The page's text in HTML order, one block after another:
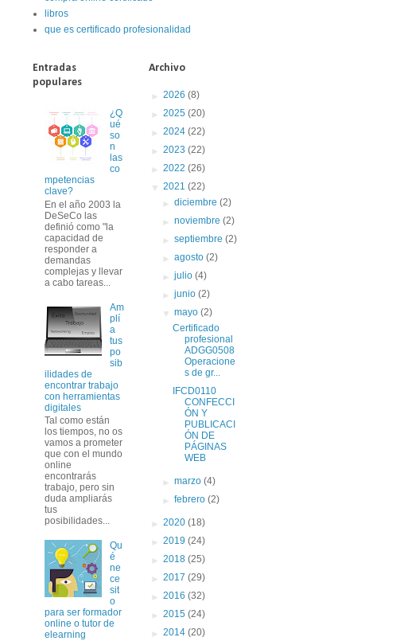
libros
que es certificado profesionalidad
Entradas
populares
¿Q
ué
so
n
las
co
mpetencias
clave?
En el año 2003 la
DeSeCo las
definió como "la
capacidad de
responder a
demandas
complejas y llevar
a cabo tareas...
Am
plí
a
tus
po
sib
ilidades de
encontrar trabajo
con herramientas
digitales
Tal como están
los tiempos, no os
vamos a prometer
que con el mundo
online
encontrarás
trabajo, pero sin
duda ampliarás
tus
posibilidades...
Qu
é
ne
ce
sit
o
para ser formador
online o tutor de
elearning
Archivo
► 2026 (8)
► 2025 (20)
► 2024 (22)
► 2023 (22)
► 2022 (26)
▼ 2021 (22)
►diciembre(2)
►noviembre(2)
►septiembre(2)
►agosto(2)
►julio(4)
►junio(2)
▼mayo(2)
Certificado
profesional
ADGG0508
Operacione
s de gr...
IFCD0110
CONFECCI
ÓN Y
PUBLICACI
ÓN DE
PÁGINAS
WEB
►marzo(4)
►febrero(2)
► 2020 (18)
► 2019 (24)
► 2018 (25)
► 2017 (29)
► 2016 (32)
► 2015 (24)
► 2014 (20)